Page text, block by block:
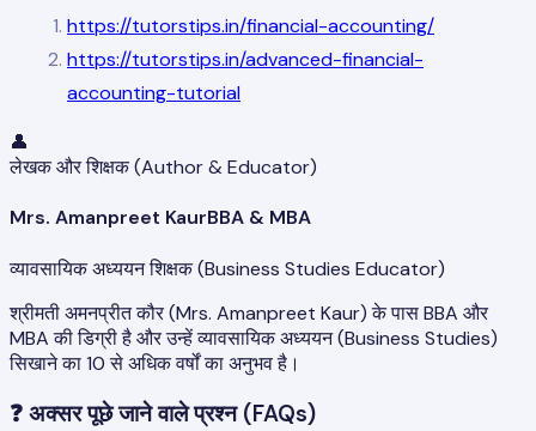
https://tutorstips.in/financial-accounting/
https://tutorstips.in/advanced-financial-
accounting-tutorial
👤
लेखक और शिक्षक (Author & Educator)
Mrs. Amanpreet KaurBBA & MBA
व्यावसायिक अध्ययन शिक्षक (Business Studies Educator)
श्रीमती अमनप्रीत कौर (Mrs. Amanpreet Kaur) के पास BBA और
MBA की डिग्री है और उन्हें व्यावसायिक अध्ययन (Business Studies)
सिखाने का 10 से अधिक वर्षों का अनुभव है।
❓ अक्सर पूछे जाने वाले प्रश्न (FAQs)